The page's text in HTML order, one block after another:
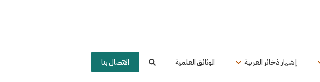
إشهار ذخائر العربية الوثائق العلمية الاتصال بنا